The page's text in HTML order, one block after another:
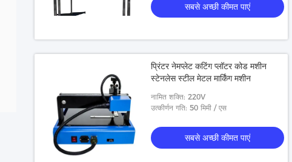
सबसे अच्छी कीमत पाएं
प्रिंटर नेमप्लेट कटिंग प्लॉटर कोड मशीन
स्टेनलेस स्टील मेटल मार्किंग मशीन
नामित शक्ति: 220V
उत्कीर्णन गति: 50 मिमी / एस
सबसे अच्छी कीमत पाएं